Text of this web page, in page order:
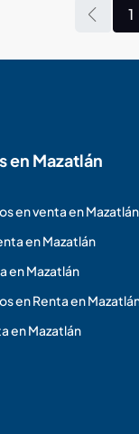
1
en Mazatlán
en venta en Mazatlán
en Mazatlán
en Mazatlán
en Renta en
en Mazatlán